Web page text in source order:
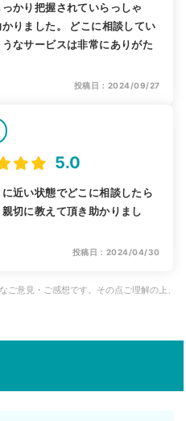
かり把握されていらっしゃ
りました。 どこに相談してい
なサービスは非常にありがた
投稿日：2024/09/27
5.0
近い状態でどこに相談したら
切に教えて頂き助かりまし
投稿日：2024/04/30
意見・ご感想です。その点ご理解の上、